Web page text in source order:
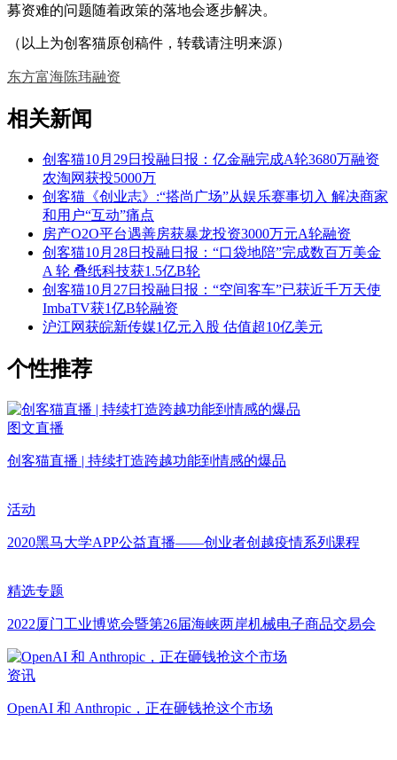
募资难的问题随着政策的落地会逐步解决。
（以上为创客猫原创稿件，转载请注明来源）
东方富海陈玮融资
相关新闻
创客猫10月29日投融日报：亿金融完成A轮3680万融资
农淘网获投5000万
创客猫《创业志》:“搭尚广场”从娱乐赛事切入 解决商家
和用户“互动”痛点
房产O2O平台遇善房获暴龙投资3000万元A轮融资
创客猫10月28日投融日报：“口袋地陪”完成数百万美金
A 轮 叠纸科技获1.5亿B轮
创客猫10月27日投融日报：“空间客车”已获近千万天使
ImbaTV获1亿B轮融资
沪江网获皖新传媒1亿元入股 估值超10亿美元
个性推荐
图文直播
创客猫直播 | 持续打造跨越功能到情感的爆品
活动
2020黑马大学APP公益直播——创业者创越疫情系列课程
精选专题
2022厦门工业博览会暨第26届海峡两岸机械电子商品交易会
资讯
OpenAI 和 Anthropic，正在砸钱抢这个市场